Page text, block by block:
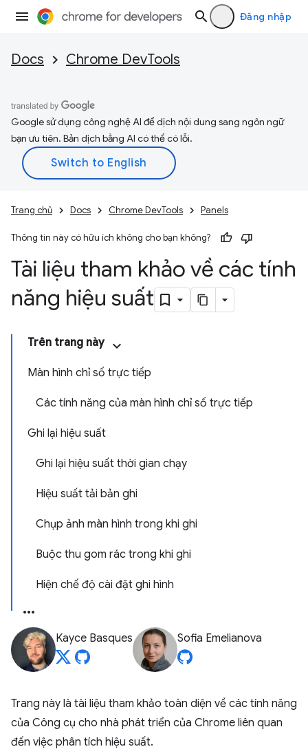
Đăng nhập
Docs Chrome DevTools
Google sử dụng công nghệ AI để dịch nội dung sang ngôn ngữ
bạn ưu tiên. Bản dịch bằng AI có thể có lỗi.
Trang chủ Docs Chrome DevTools Panels
Thông tin này có hữu ích không cho bạn không?
Tài liệu tham khảo về các tính
năng hiệu suất
Trên trang này
Màn hình chỉ số trực tiếp
Các tính năng của màn hình chỉ số trực tiếp
Ghi lại hiệu suất
Ghi lại hiệu suất thời gian chạy
Hiệu suất tải bản ghi
Chụp ảnh màn hình trong khi ghi
Buộc thu gom rác trong khi ghi
Hiện chế độ cài đặt ghi hình
Kayce Basques Sofia Emelianova
Trang này là tài liệu tham khảo toàn diện về các tính năng
của Công cụ cho nhà phát triển của Chrome liên quan
đến việc phân tích hiệu suất.